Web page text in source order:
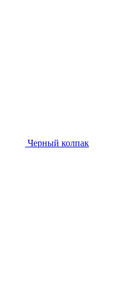
Черный колпак